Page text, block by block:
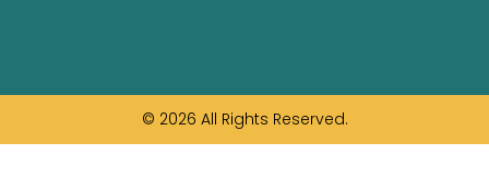
© 2026 All Rights Reserved.